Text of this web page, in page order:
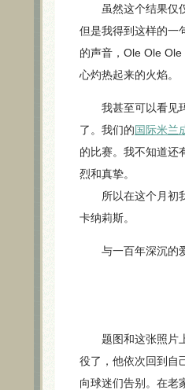
虽然这个结果仅仅
但是我得到这样的一
的声音，Ole Ole
心灼热起来的火焰。
我甚至可以看见玛
了。我们的国际米兰
的比赛。我不知道还
烈和真挚。
所以在这个月初我
卡纳莉斯。
与一百年深沉的爱
题图和这张照片
役了，他依次回到自
向球迷们告别。在老